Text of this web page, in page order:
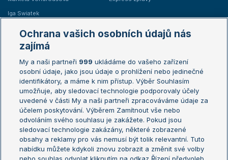
Iga Swiatek
Žebříčky
Žebříček ATP (muži)
Žebříček WTA (ženy)
Sázkařský žebříček
Australian Open
French Open
Wimbledon
US Open
Turnaj mistrů
Turnaj mistryň
Aktualní trendy
Ochrana vašich osobních údajů nás
zajímá
My a naši partneři 999 ukládáme do vašeho zařízení
osobní údaje, jako jsou údaje o prohlížení nebo jedinečné
identifikátory, a máme k nim přístup. Výběr Souhlasím
umožňuje, aby sledovací technologie podporovaly účely
uvedené v části My a naši partneři zpracováváme údaje za
účelem poskytování. Výběrem Zamítnout vše nebo
odvoláním svého souhlasu je zakážete. Pokud jsou
sledovací technologie zakázány, některé zobrazené
obsahy a reklamy pro vás nemusí být tolik relevantní. Tuto
nabídku můžete kdykoli znovu zobrazit a změnit své volby